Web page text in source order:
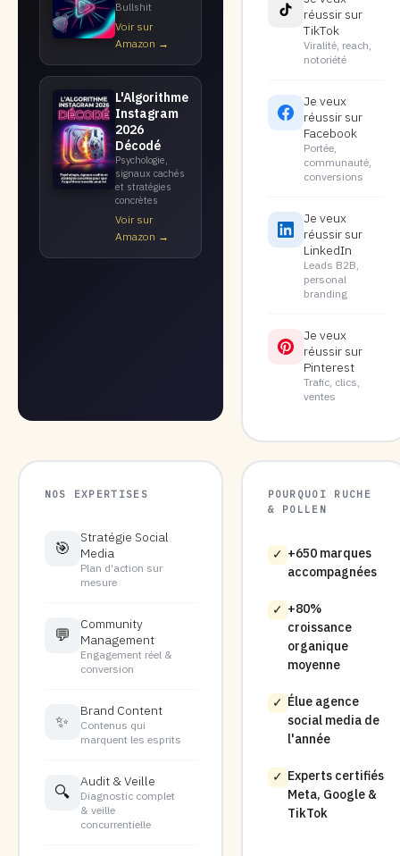
Bullshit
Voir sur
Amazon →
L'Algorithme
Instagram
2026
Décodé
Psychologie,
signaux cachés
et stratégies
concrètes
Voir sur
Amazon →
réussir sur
TikTok
Viralité, reach,
notoriété
Je veux
réussir sur
Facebook
Portée,
communauté,
conversions
Je veux
réussir sur
LinkedIn
Leads B2B,
personal
branding
Je veux
réussir sur
Pinterest
Trafic, clics,
ventes
NOS EXPERTISES
🎯
Stratégie Social
Media
Plan d'action sur
mesure
💬
Community
Management
Engagement réel &
conversion
✨
Brand Content
Contenus qui
marquent les esprits
🔍
Audit & Veille
Diagnostic complet
& veille
concurrentielle
POURQUOI RUCHE
& POLLEN
✓ +650 marques
accompagnées
✓ +80%
croissance
organique
moyenne
✓ Élue agence
social media de
l'année
✓ Experts certifiés
Meta, Google &
TikTok